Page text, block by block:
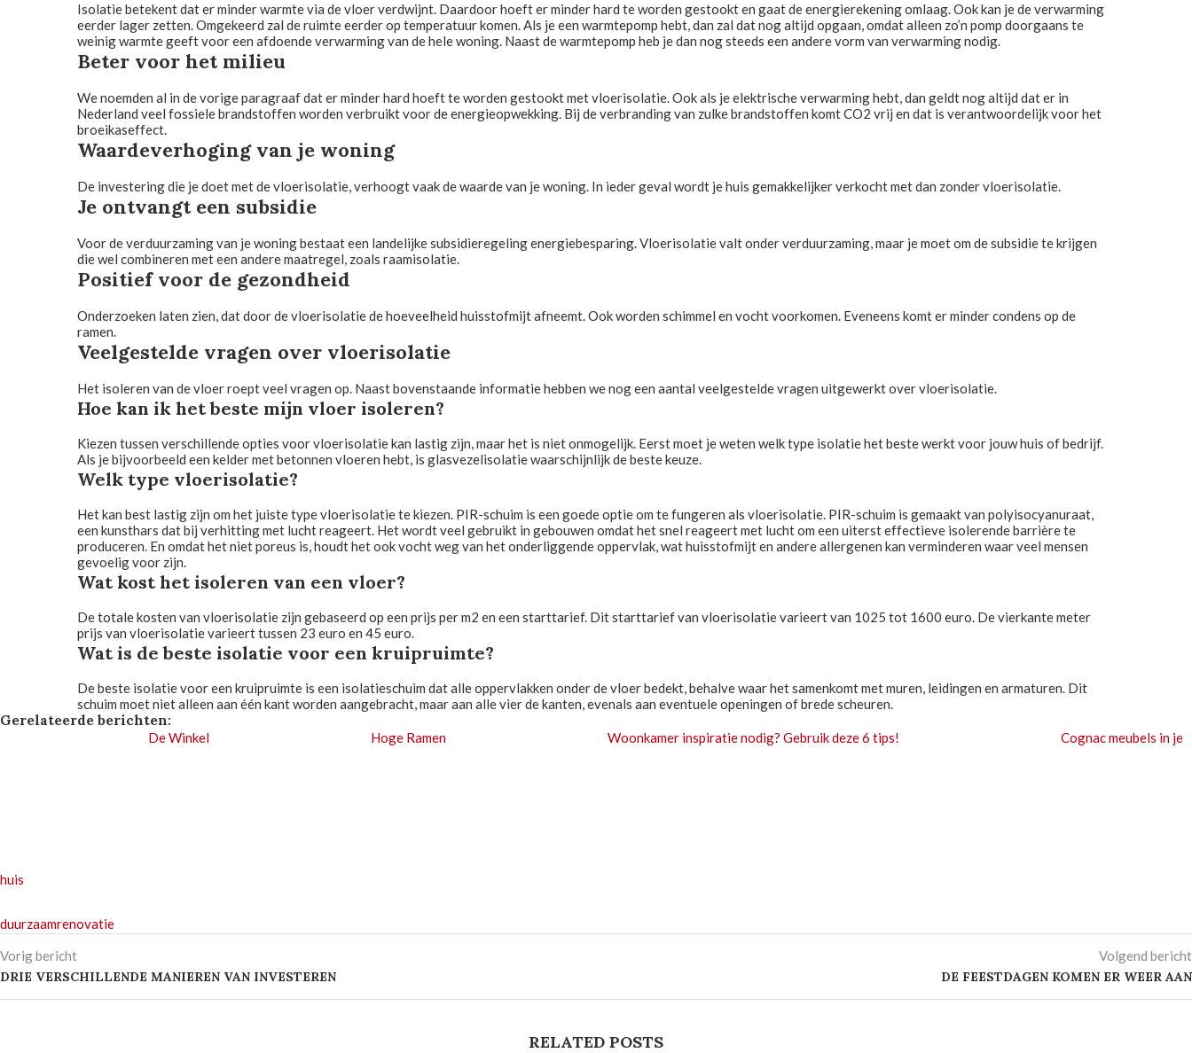
Isolatie betekent dat er minder warmte via de vloer verdwijnt. Daardoor hoeft er minder hard te worden gestookt en gaat de energierekening omlaag. Ook kan je de verwarming
eerder lager zetten. Omgekeerd zal de ruimte eerder op temperatuur komen. Als je een warmtepomp hebt, dan zal dat nog altijd opgaan, omdat alleen zo’n pomp doorgaans te
weinig warmte geeft voor een afdoende verwarming van de hele woning. Naast de warmtepomp heb je dan nog steeds een andere vorm van verwarming nodig.
Beter voor het milieu
We noemden al in de vorige paragraaf dat er minder hard hoeft te worden gestookt met vloerisolatie. Ook als je elektrische verwarming hebt, dan geldt nog altijd dat er in
Nederland veel fossiele brandstoffen worden verbruikt voor de energieopwekking. Bij de verbranding van zulke brandstoffen komt CO2 vrij en dat is verantwoordelijk voor het
broeikaseffect.
Waardeverhoging van je woning
De investering die je doet met de vloerisolatie, verhoogt vaak de waarde van je woning. In ieder geval wordt je huis gemakkelijker verkocht met dan zonder vloerisolatie.
Je ontvangt een subsidie
Voor de verduurzaming van je woning bestaat een landelijke subsidieregeling energiebesparing. Vloerisolatie valt onder verduurzaming, maar je moet om de subsidie te krijgen
die wel combineren met een andere maatregel, zoals raamisolatie.
Positief voor de gezondheid
Onderzoeken laten zien, dat door de vloerisolatie de hoeveelheid huisstofmijt afneemt. Ook worden schimmel en vocht voorkomen. Eveneens komt er minder condens op de
ramen.
Veelgestelde vragen over vloerisolatie
Het isoleren van de vloer roept veel vragen op. Naast bovenstaande informatie hebben we nog een aantal veelgestelde vragen uitgewerkt over vloerisolatie.
Hoe kan ik het beste mijn vloer isoleren?
Kiezen tussen verschillende opties voor vloerisolatie kan lastig zijn, maar het is niet onmogelijk. Eerst moet je weten welk type isolatie het beste werkt voor jouw huis of bedrijf.
Als je bijvoorbeeld een kelder met betonnen vloeren hebt, is glasvezelisolatie waarschijnlijk de beste keuze.
Welk type vloerisolatie?
Het kan best lastig zijn om het juiste type vloerisolatie te kiezen. PIR-schuim is een goede optie om te fungeren als vloerisolatie. PIR-schuim is gemaakt van polyisocyanuraat,
een kunsthars dat bij verhitting met lucht reageert. Het wordt veel gebruikt in gebouwen omdat het snel reageert met lucht om een uiterst effectieve isolerende barrière te
produceren. En omdat het niet poreus is, houdt het ook vocht weg van het onderliggende oppervlak, wat huisstofmijt en andere allergenen kan verminderen waar veel mensen
gevoelig voor zijn.
Wat kost het isoleren van een vloer?
De totale kosten van vloerisolatie zijn gebaseerd op een prijs per m2 en een starttarief. Dit starttarief van vloerisolatie varieert van 1025 tot 1600 euro. De vierkante meter
prijs van vloerisolatie varieert tussen 23 euro en 45 euro.
Wat is de beste isolatie voor een kruipruimte?
De beste isolatie voor een kruipruimte is een isolatieschuim dat alle oppervlakken onder de vloer bedekt, behalve waar het samenkomt met muren, leidingen en armaturen. Dit
schuim moet niet alleen aan één kant worden aangebracht, maar aan alle vier de kanten, evenals aan eventuele openingen of brede scheuren.
Gerelateerde berichten:
De Winkel Hoge Ramen Woonkamer inspiratie nodig? Gebruik deze 6 tips! Cognac meubels in je
huis
duurzaamrenovatie
Vorig bericht
DRIE VERSCHILLENDE MANIEREN VAN INVESTEREN
Volgend bericht
DE FEESTDAGEN KOMEN ER WEER AAN
RELATED POSTS